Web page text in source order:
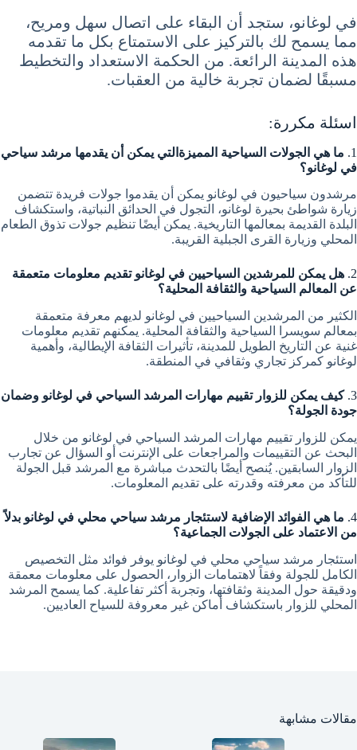
في لوغانو، ستجد أن البقاء على اتصال سهل ومريح،
مما يسمح لك بالتركيز على الاستمتاع بكل ما تقدمه
هذه المدينة الرائعة. من الحكمة الاستعداد والتخطيط
مسبقًا لضمان تجربة خالية من العقبات.
اسئلة مكررة:
1. ما هي الجولات السياحية المميزةالتي يمكن أن يقدمها مرشد سياحي
في لوغانو؟
مرشدون سياحيون في لوغانو يمكن أن يقدموا جولات فريدة تتضمن
زيارة شواطئ بحيرة لوغانو، التجول في الحدائق النباتية، واستكشاف
البلدة القديمة بمعالمها التاريخية. يمكن أيضًا تنظيم جولات تذوق الطعام
المحلي وزيارة القرى الجبلية القريبة.
2. هل يمكن للمرشدين السياحيين في لوغانو تقديم معلومات متعمقة
عن المعالم السياحية والثقافة المحلية؟
الكثير من المرشدين السياحيين في لوغانو لديهم معرفة متعمقة
بمعالم سويسرا السياحية والثقافة المحلية. يمكنهم تقديم معلومات
غنية عن التاريخ الطويل للمدينة، تأثيرات الثقافة الإيطالية، وأهمية
لوغانو كمركز تجاري وثقافي في المنطقة.
3. كيف يمكن للزوار تقييم مهارات المرشد السياحي في لوغانو وضمان
جودة الجولة؟
يمكن للزوار تقييم مهارات المرشد السياحي في لوغانو من خلال
البحث عن التقييمات والمراجعات على الإنترنت أو السؤال عن تجارب
الزوار السابقين. يُنصح أيضًا بالتحدث مباشرة مع المرشد قبل الجولة
للتأكد من معرفته وقدرته على تقديم المعلومات.
4. ما هي الفوائد الإضافية لاستئجار مرشد سياحي محلي في لوغانو بدلاً
من الاعتماد على الجولات الجماعية؟
استئجار مرشد سياحي محلي في لوغانو يوفر فوائد مثل التخصيص
الكامل للجولة وفقاً لاهتمامات الزوار، الحصول على معلومات معمقة
ودقيقة حول المدينة وثقافتها، وتجربة أكثر تفاعلية. كما يسمح المرشد
المحلي للزوار باستكشاف أماكن غير معروفة للسياح العاديين.
مقالات مشابهة